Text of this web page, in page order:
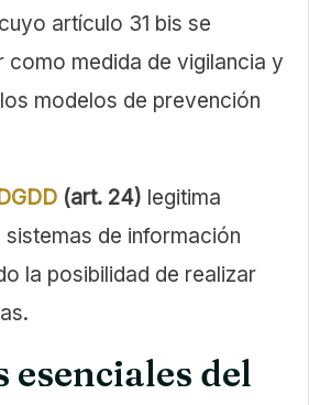
artículo 31 bis se
medida de vigilancia y
modelos de prevención
(art. 24) legitima
de información
la posibilidad de realizar
esenciales del